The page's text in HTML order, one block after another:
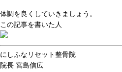
体調を良くしていきましょう。
この記事を書いた人
にしふなリセット整骨院
院長 宮島信広